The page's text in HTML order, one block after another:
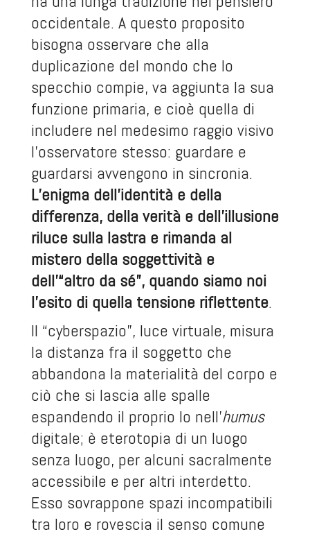
occidentale. A questo proposito
bisogna osservare che alla
duplicazione del mondo che lo
specchio compie, va aggiunta la sua
funzione primaria, e cioè quella di
includere nel medesimo raggio visivo
l’osservatore stesso: guardare e
guardarsi avvengono in sincronia.
L’enigma dell’identità e della
differenza, della verità e dell’illusione
riluce sulla lastra e rimanda al
mistero della soggettività e
dell’“altro da sé”, quando siamo noi
l’esito di quella tensione riflettente.
Il “cyberspazio”, luce virtuale, misura
la distanza fra il soggetto che
abbandona la materialità del corpo e
ciò che si lascia alle spalle
espandendo il proprio Io nell’humus
digitale; è eterotopia di un luogo
senza luogo, per alcuni sacralmente
accessibile e per altri interdetto.
Esso sovrappone spazi incompatibili
tra loro e rovescia il senso comune